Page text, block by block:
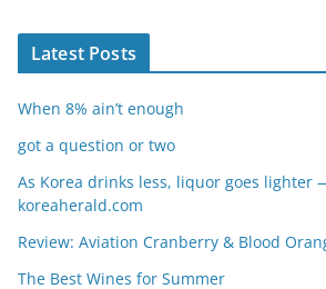
Latest Posts
When 8% ain’t enough
got a question or two
As Korea drinks less, liquor goes lighter
koreaherald.com
Review: Aviation Cranberry & Blood
The Best Wines for Summer